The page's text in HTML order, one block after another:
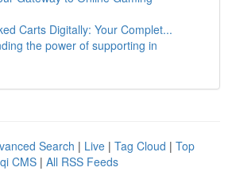
Carts Digitally: Your Complet...
the power of supporting in
Search | Live | Tag Cloud | Top
CMS | All RSS Feeds